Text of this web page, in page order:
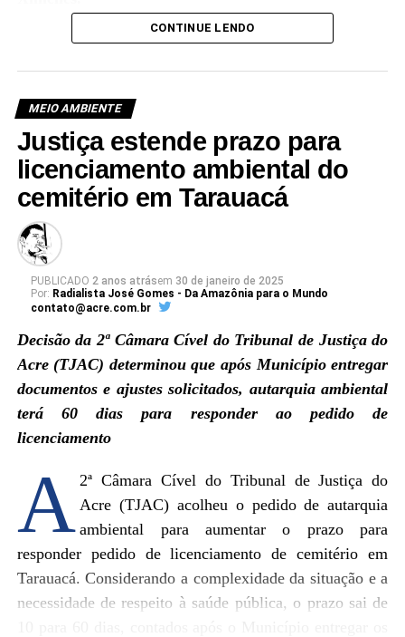
Ver essa foto no Instagram
CONTINUE LENDO
MEIO AMBIENTE
Justiça estende prazo para
licenciamento ambiental do
cemitério em Tarauacá
PUBLICADO 2 anos atrásem 30 de janeiro de 2025
Por: Radialista José Gomes - Da Amazônia para o Mundo
contato@acre.com.br
Decisão da 2ª Câmara Cível do Tribunal de Justiça do
Acre (TJAC) determinou que após Município entregar
documentos e ajustes solicitados, autarquia ambiental
terá 60 dias para responder ao pedido de
licenciamento
A 2ª Câmara Cível do Tribunal de Justiça do
Acre (TJAC) acolheu o pedido de autarquia
ambiental para aumentar o prazo para
responder pedido de licenciamento de cemitério em
Tarauacá. Considerando a complexidade da situação e a
necessidade de respeito à saúde pública, o prazo sai de